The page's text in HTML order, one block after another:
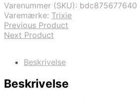
2.299,00 kr..1.499,00 kr..
Varenummer (SKU): bdc875677640
Varemærke: Trixie
Previous Product
Next Product
Beskrivelse
Beskrivelse